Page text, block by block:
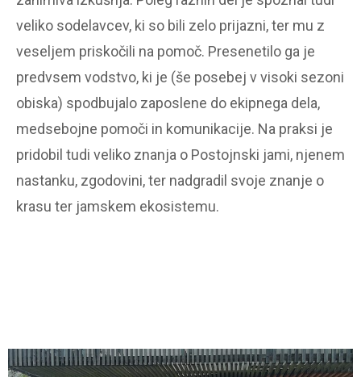
veliko sodelavcev, ki so bili zelo prijazni, ter mu z
veseljem priskočili na pomoč. Presenetilo ga je
predvsem vodstvo, ki je (še posebej v visoki sezoni
obiska) spodbujalo zaposlene do ekipnega dela,
medsebojne pomoči in komunikacije. Na praksi je
pridobil tudi veliko znanja o Postojnski jami, njenem
nastanku, zgodovini, ter nadgradil svoje znanje o
krasu ter jamskem ekosistemu.